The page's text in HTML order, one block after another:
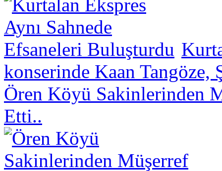
konserinde Kaan Tangöze,
Ören Köyü Sakinlerinden
Etti..